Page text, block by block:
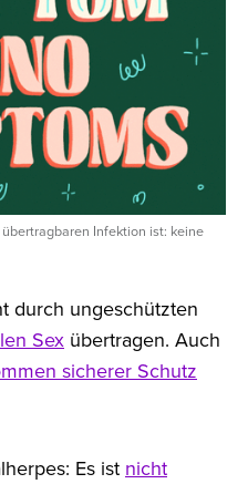
Infektion ist: keine
durch ungeschützten
Sex übertragen. Auch
sicherer Schutz
Es ist nicht